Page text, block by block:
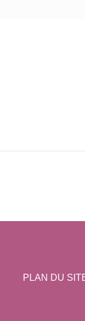
PLAN DU